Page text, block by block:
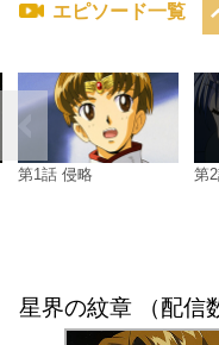
エピソード一覧
第1話 侵略 第
星界の紋章 （配信